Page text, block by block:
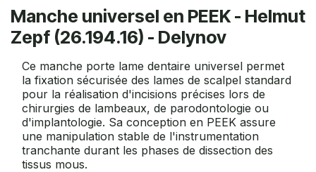
Manche universel en PEEK - Helmut
Zepf (26.194.16) - Delynov
Ce manche porte lame dentaire universel permet
la fixation sécurisée des lames de scalpel standard
pour la réalisation d'incisions précises lors de
chirurgies de lambeaux, de parodontologie ou
d'implantologie. Sa conception en PEEK assure
une manipulation stable de l'instrumentation
tranchante durant les phases de dissection des
tissus mous.